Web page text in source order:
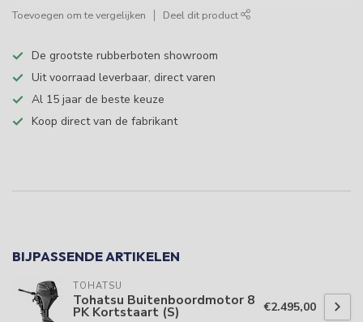
Toevoegen om te vergelijken Deel dit product
De grootste rubberboten showroom
Uit voorraad leverbaar, direct varen
Al 15 jaar de beste keuze
Koop direct van de fabrikant
BIJPASSENDE ARTIKELEN
TOHATSU
Tohatsu Buitenboordmotor 8
PK Kortstaart (S) €2.495,00